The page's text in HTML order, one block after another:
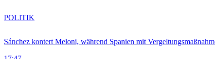
Sánchez kontert Meloni, während Spanien mit
POLITIK